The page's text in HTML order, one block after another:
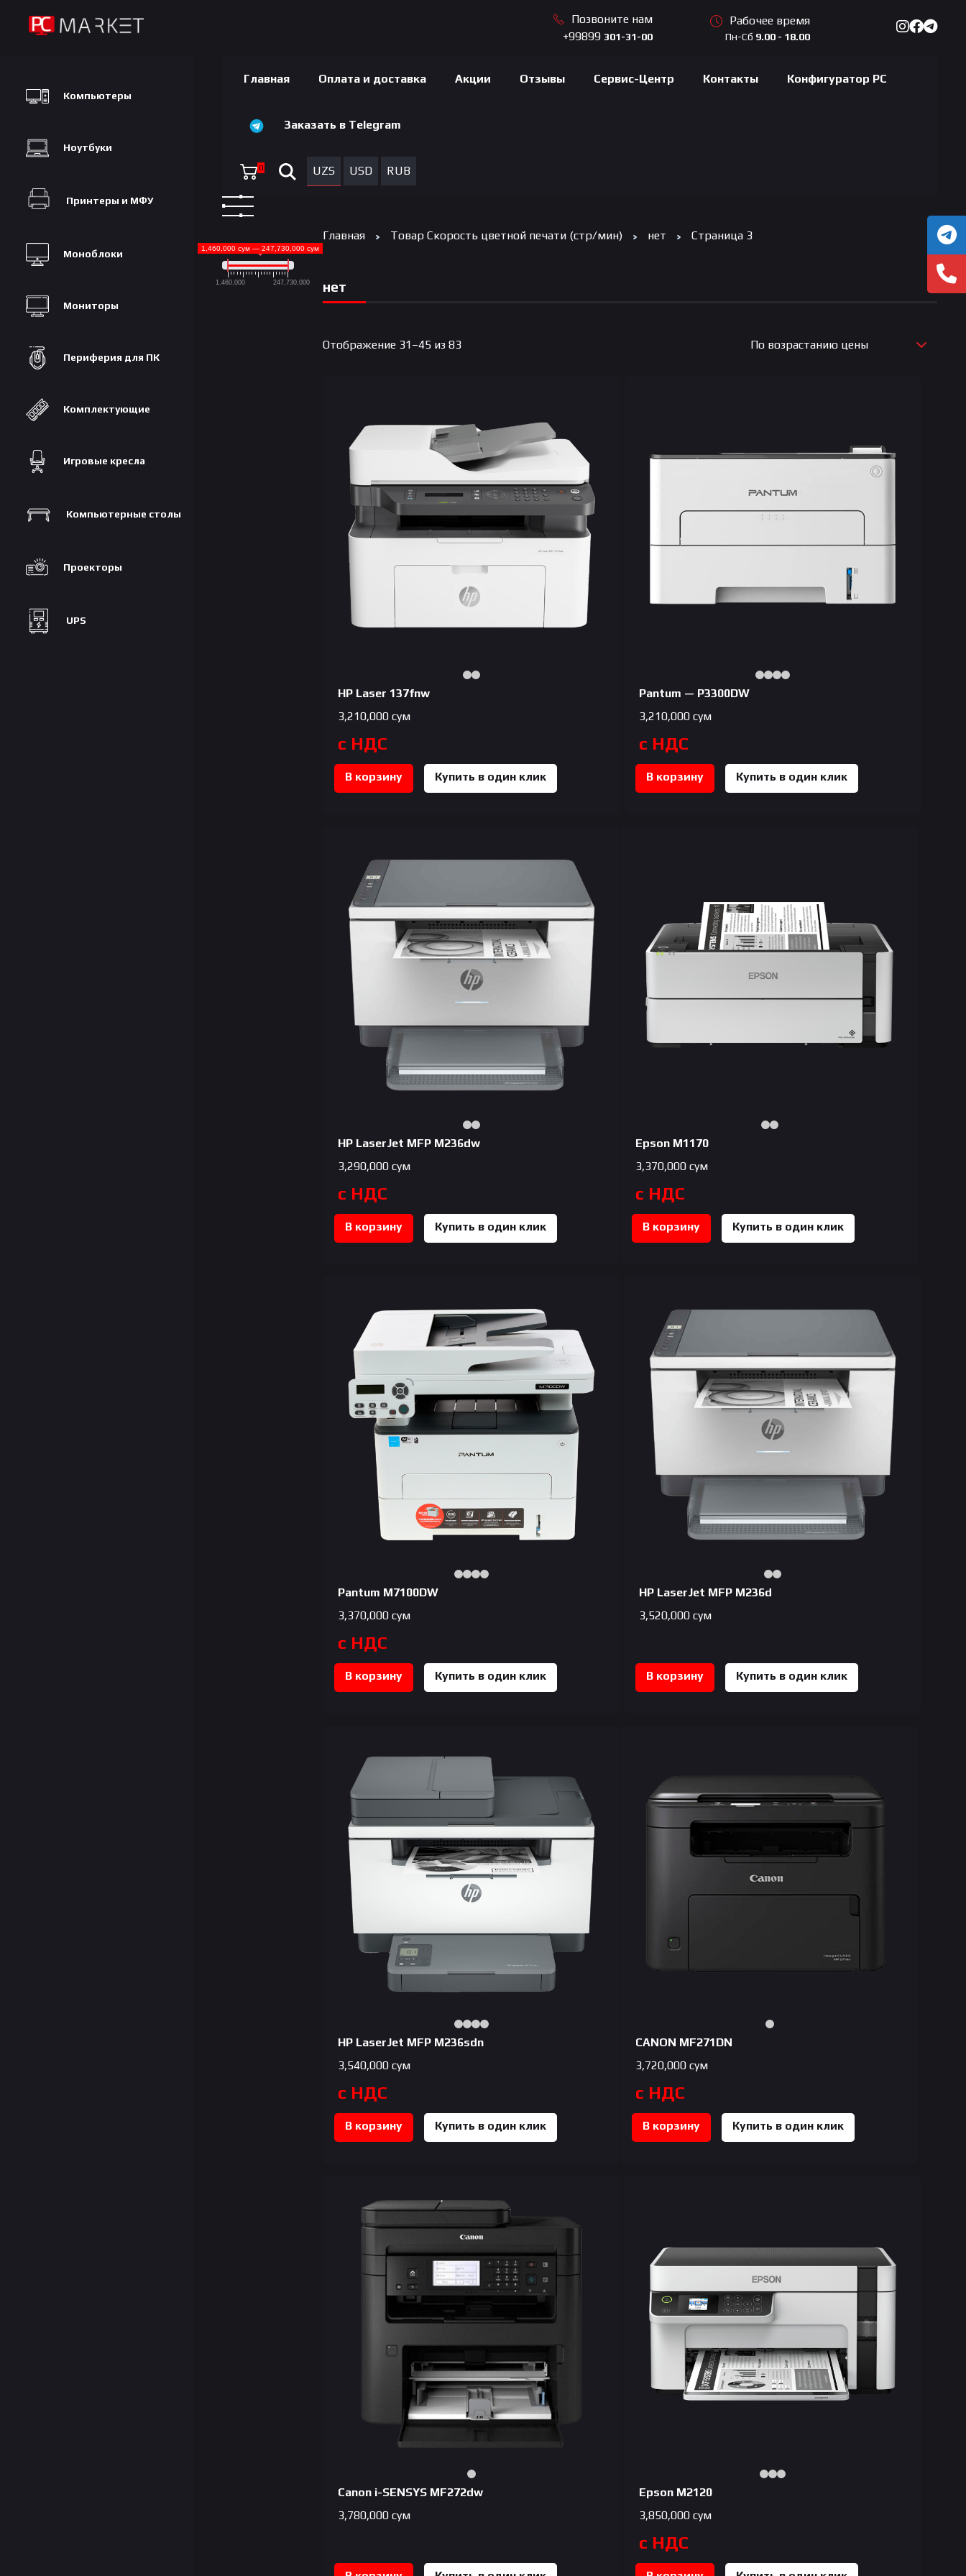
Позвоните нам
+99899 301-31-00
Рабочее время
Пн-Сб 9.00 - 18.00
Компьютеры
Ноутбуки
Принтеры и МФУ
Моноблоки
Мониторы
Периферия для ПК
Комплектующие
Игровые кресла
Компьютерные столы
Проекторы
UPS
Главная Оплата и доставка Акции Отзывы Сервис-Центр Контакты Конфигуратор PC
Заказать в Telegram
0 UZS USD RUB
1,460,000 сум — 247,730,000 сум
1,460,000 247,730,000
Главная Товар Скорость цветной печати (стр/мин) нет Страница 3
нет
Отображение 31–45 из 83Цены:
По возрастанию цены
HP Laser 137fnw
3,210,000сум
с НДС
В корзину Купить в один клик
Pantum — P3300DW
3,210,000сум
с НДС
В корзину Купить в один клик
HP LaserJet MFP M236dw
3,290,000сум
с НДС
В корзину Купить в один клик
Epson M1170
3,370,000 сум
с НДС
В корзину Купить в один клик
Pantum M7100DW
3,370,000сум
с НДС
В корзину Купить в один клик
HP LaserJet MFP M236d
3,520,000сум
В корзину Купить в один клик
HP LaserJet MFP M236sdn
3,540,000сум
с НДС
В корзину Купить в один клик
CANON MF271DN
3,720,000 сум
с НДС
В корзину Купить в один клик
Canon i-SENSYS MF272dw
3,780,000сум
Epson M2120
3,850,000сум
с НДС